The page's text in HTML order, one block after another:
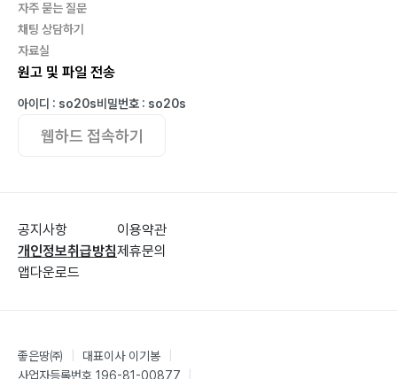
03 지역사회축제
1) 도, 시, 군, 구민의 날 행사
2) 도, 시, 군, 구민 체육대회
3) 도, 구, 시민 마라톤 (걷기) 행사
4) 향토축제
04 학교행사
1) 개교기념 행사
2) 운동회
자주 묻는 질문
채팅 상담하기
자료실
원고 및 파일 전송
아이디 : so20s비밀번호 : so20s
웹하드 접속하기
공지사항
개인정보취급방침
앱다운로드
이용약관
제휴문의
좋은땅㈜ 대표이사 이기봉
사업자등록번호 196-81-00877